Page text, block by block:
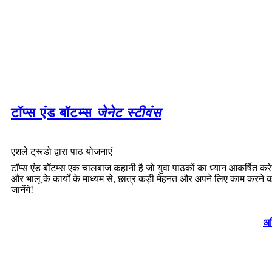
टॉप्स एंड बॉटम्स जेनेट स्टीवंस
एशले ट्रूडो द्वारा पाठ योजनाएं
टॉप्स एंड बॉटम्स एक चालबाज कहानी है जो युवा पाठकों का ध्यान आकर्षित
और भालू के कार्यों के माध्यम से, छात्र कड़ी मेहनत और अपने लिए काम करने
जानेंगे!